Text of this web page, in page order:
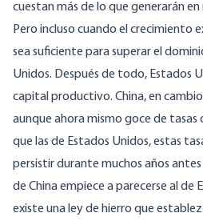
cuestan más de lo que generarán
Pero incluso cuando el crecimiento
sea suficiente para superar el
Unidos. Después de todo, Estados
capital productivo. China, en
aunque ahora mismo goce de tasas
que las de Estados Unidos, estas
persistir durante muchos años
de China empiece a parecerse al de
existe una ley de hierro que